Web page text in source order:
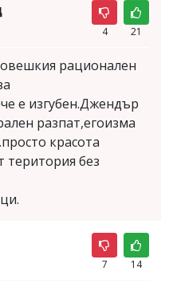
4 21
рационален
е изгубен.Джендър
разпат,егоизма
красота
територия без
7 14